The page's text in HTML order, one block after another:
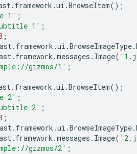
. framework .ui .BrowseItem();
1' ;
1' ;
;
. framework .ui .BrowseImageType.
. framework .messages . Image(
gizmos/1' ;
. framework .ui .BrowseItem();
2' ;
2' ;
;
. framework .ui .BrowseImageType.
. framework .messages . Image(
gizmos/2' ;